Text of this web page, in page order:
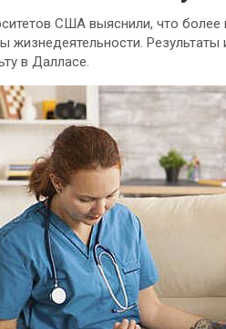
США выяснили, что более
жизнедеятельности.
в Далласе.